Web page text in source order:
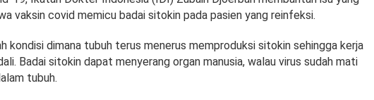
vaksin covid memicu badai sitokin pada pasien yang reinfeksi.
kondisi dimana tubuh terus menerus memproduksi sitokin sehingga kerja
Badai sitokin dapat menyerang organ manusia, walau virus sudah mati
tubuh.